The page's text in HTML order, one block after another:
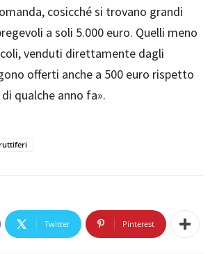
cosicché si trovano grandi
a soli 5.000 euro. Quelli meno
venduti direttamente dagli
offerti anche a 500 euro rispetto
qualche anno fa».
Twitter Pinterest